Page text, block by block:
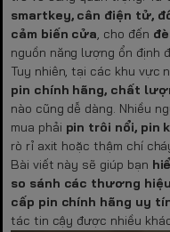
smartkey, cân điện tử,
cảm biến cửa, cho đến
nguồn năng lượng ổn định
Tuy nhiên, tại các khu vực
pin chính hãng, chất
nào cũng dễ dàng. Nhiều
mua phải pin trôi nổi, pin
rò rỉ axit hoặc thậm chí
Bài viết này sẽ giúp bạn
so sánh các thương
cấp pin chính hãng uy
tác tin cậy được nhiều